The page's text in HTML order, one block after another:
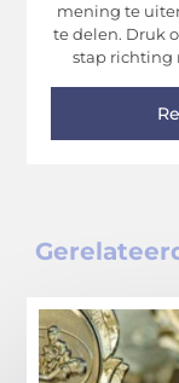
mening te
te delen. Druk
stap richting